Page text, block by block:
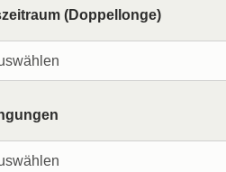
(Doppellonge)